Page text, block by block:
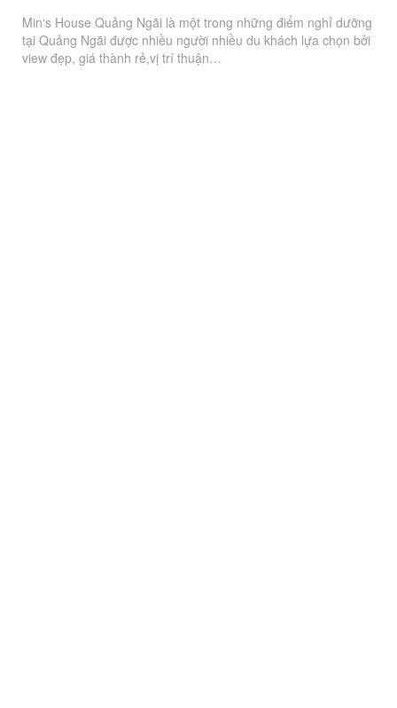
Min‘s House Quảng Ngãi là một trong những điểm nghỉ dưỡng
tại Quảng Ngãi được nhiều người nhiều du khách lựa chọn bởi
view đẹp, giá thành rẻ,vị trí thuận…